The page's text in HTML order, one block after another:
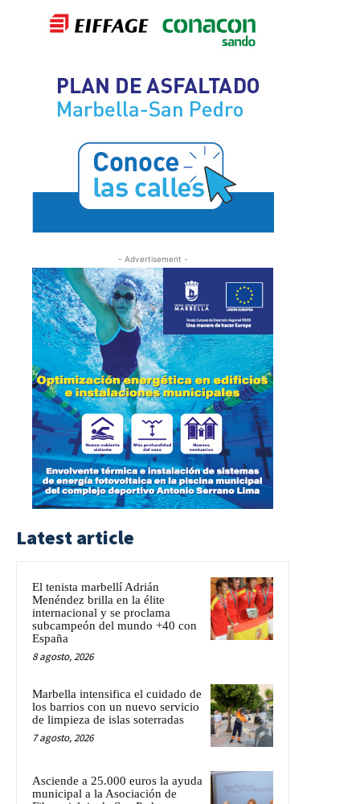
- Advertisement -
Latest article
El tenista marbellí Adrián
Menéndez brilla en la élite
internacional y se proclama
subcampeón del mundo +40 con
España
8 agosto, 2026
Marbella intensifica el cuidado de
los barrios con un nuevo servicio
de limpieza de islas soterradas
7 agosto, 2026
Asciende a 25.000 euros la ayuda
municipal a la Asociación de